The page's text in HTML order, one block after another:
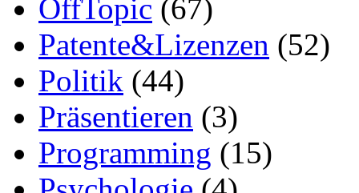
OffTopic (67)
Patente&Lizenzen (52)
Politik (44)
Präsentieren (3)
Programming (15)